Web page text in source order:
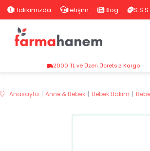
Hakkımızda İletişim Blog S.S.S.
2000 TL ve Üzeri Ücretsiz Kargo
Anasayfa Anne & Bebek Bebek Bakım